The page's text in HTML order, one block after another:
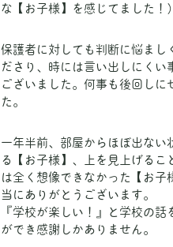
な【お子様】を感じてました！）
保護者に対しても判断に悩まし
ださり、時には言い出しにくい
ございました。何事も後回し
た。
一年半前、部屋からほぼ出な
る【お子様】、上を見上げる
は全く想像できなかった【お
当にありがとうございます。
『学校が楽しい！』と学校の
ができ感謝しかありません。